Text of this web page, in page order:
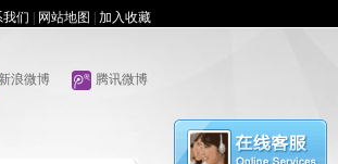
我们 网站地图 加入收藏
腾讯微博
新浪微博